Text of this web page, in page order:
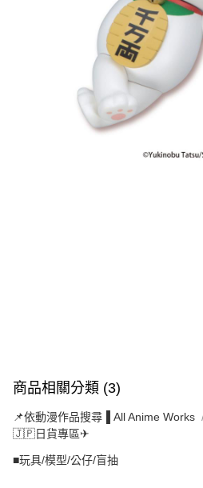
商品相關分類 (3)
📌依動漫作品搜尋▐ All Anime Works
🇯🇵日貨專區✈
■玩具/模型/公仔/盲抽